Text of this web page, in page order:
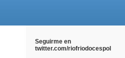
Seguirme en
twitter.com/riofriodocespol